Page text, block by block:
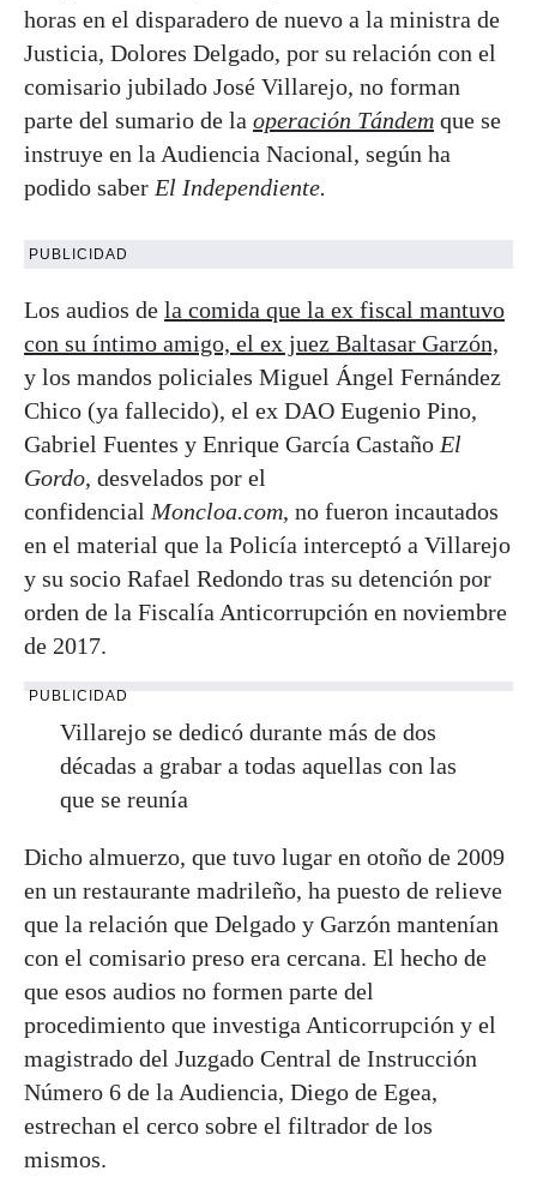
horas en el disparadero de nuevo a la ministra de
Justicia, Dolores Delgado, por su relación con el
comisario jubilado José Villarejo, no forman
parte del sumario de la operación Tándem que se
instruye en la Audiencia Nacional, según ha
podido saber El Independiente.
PUBLICIDAD
Los audios de la comida que la ex fiscal mantuvo
con su íntimo amigo, el ex juez Baltasar Garzón,
y los mandos policiales Miguel Ángel Fernández
Chico (ya fallecido), el ex DAO Eugenio Pino,
Gabriel Fuentes y Enrique García Castaño El
Gordo, desvelados por el
confidencial Moncloa.com, no fueron incautados
en el material que la Policía interceptó a Villarejo
y su socio Rafael Redondo tras su detención por
orden de la Fiscalía Anticorrupción en noviembre
de 2017.
PUBLICIDAD
Villarejo se dedicó durante más de dos
décadas a grabar a todas aquellas con las
que se reunía
Dicho almuerzo, que tuvo lugar en otoño de 2009
en un restaurante madrileño, ha puesto de relieve
que la relación que Delgado y Garzón mantenían
con el comisario preso era cercana. El hecho de
que esos audios no formen parte del
procedimiento que investiga Anticorrupción y el
magistrado del Juzgado Central de Instrucción
Número 6 de la Audiencia, Diego de Egea,
estrechan el cerco sobre el filtrador de los
mismos.